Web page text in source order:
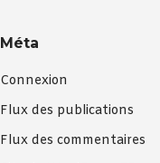
Méta
Connexion
Flux des publications
Flux des commentaires